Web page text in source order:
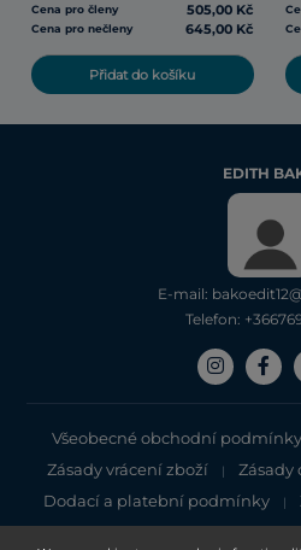
Cena pro členy 505,00 Kč
Cena pro nečleny 645,00 Kč
Přidat do košíku
EDITH
E-mail:
Telefon:
Všeobecné obchodní podmínky
Zásady vrácení zboží | Zásady
Dodací a platební podmínky |
cookie
Zásady